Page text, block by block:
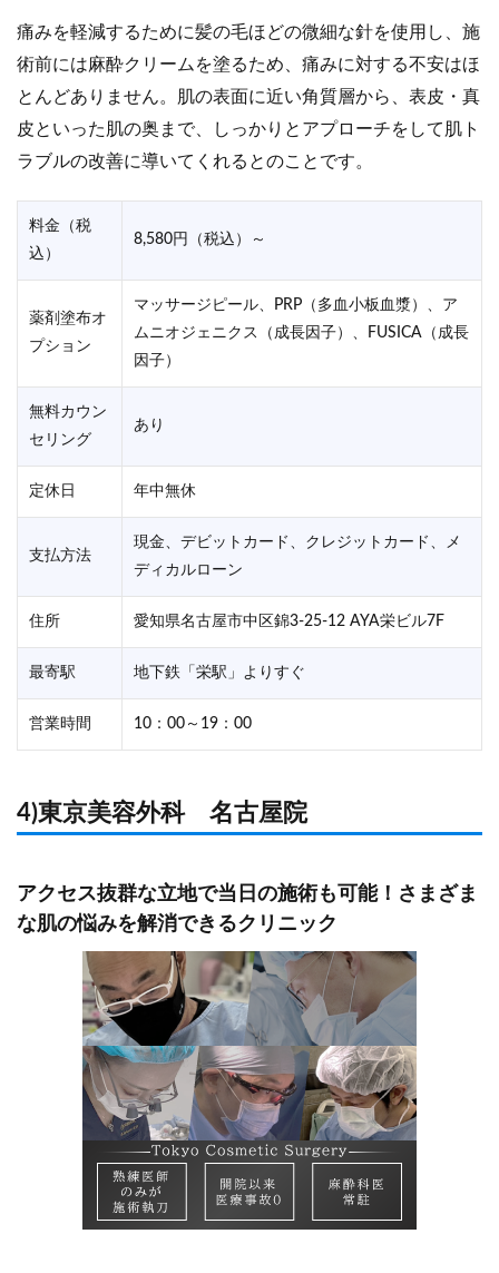
痛みを軽減するために髪の毛ほどの微細な針を使用し、施
術前には麻酔クリームを塗るため、痛みに対する不安はほ
とんどありません。肌の表面に近い角質層から、表皮・真
皮といった肌の奥まで、しっかりとアプローチをして肌ト
ラブルの改善に導いてくれるとのことです。
料金（税
込）
8,580円（税込）～
薬剤塗布オ
プション
マッサージピール、PRP（多血小板血漿）、ア
ムニオジェニクス（成長因子）、FUSICA（成長
因子）
無料カウン
セリング
あり
定休日 年中無休
支払方法
現金、デビットカード、クレジットカード、メ
ディカルローン
住所 愛知県名古屋市中区錦3-25-12 AYA栄ビル7F
最寄駅 地下鉄「栄駅」よりすぐ
営業時間 10：00～19：00
4)東京美容外科 名古屋院
アクセス抜群な立地で当日の施術も可能！さまざま
な肌の悩みを解消できるクリニック